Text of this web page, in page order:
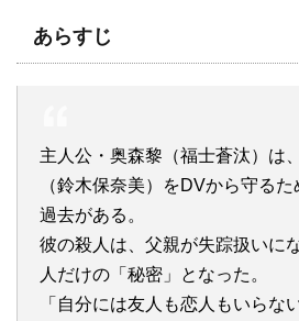
あらすじ
主人公・奥森黎（福士蒼汰）は
（鈴木保奈美）をDVから守る
過去がある。
彼の殺人は、父親が失踪扱いに
人だけの「秘密」となった。
「自分には友人も恋人もいらな